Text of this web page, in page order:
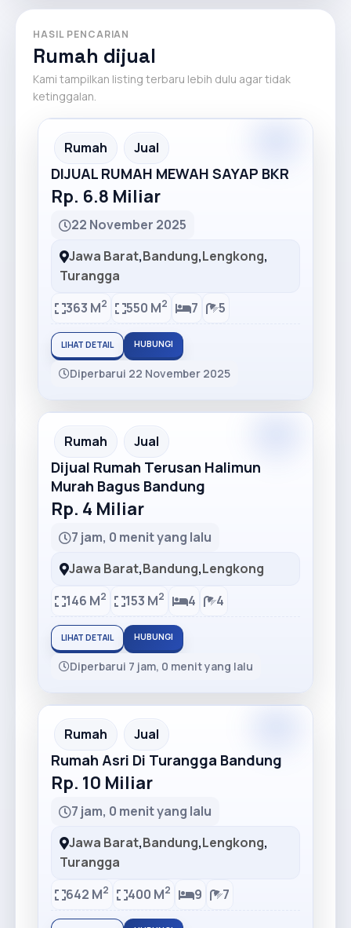
HASIL PENCARIAN
Rumah dijual
Kami tampilkan listing terbaru lebih dulu agar tidak
ketinggalan.
Recommended
Rumah Jual
DIJUAL RUMAH MEWAH SAYAP BKR
Rp. 6.8 Miliar
22 November 2025
Jawa Barat,Bandung,Lengkong,
Turangga
363 M2 550 M2 7 5
LIHAT DETAIL HUBUNGI
Diperbarui 22 November 2025
Recommended
Rumah Jual
Dijual Rumah Terusan Halimun
Murah Bagus Bandung
Rp. 4 Miliar
7 jam, 0 menit yang lalu
Jawa Barat,Bandung,Lengkong
146 M2 153 M2 4 4
LIHAT DETAIL HUBUNGI
Diperbarui 7 jam, 0 menit yang lalu
Recommended
Rumah Jual
Rumah Asri Di Turangga Bandung
Rp. 10 Miliar
7 jam, 0 menit yang lalu
Jawa Barat,Bandung,Lengkong,
Turangga
642 M2 400 M2 9 7